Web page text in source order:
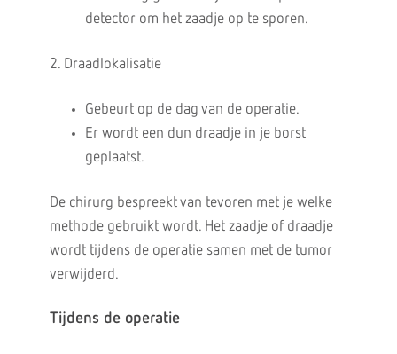
detector om het zaadje op te sporen.
2. Draadlokalisatie
Gebeurt op de dag van de operatie.
Er wordt een dun draadje in je borst
geplaatst.
De chirurg bespreekt van tevoren met je welke
methode gebruikt wordt. Het zaadje of draadje
wordt tijdens de operatie samen met de tumor
verwijderd.
Tijdens de operatie